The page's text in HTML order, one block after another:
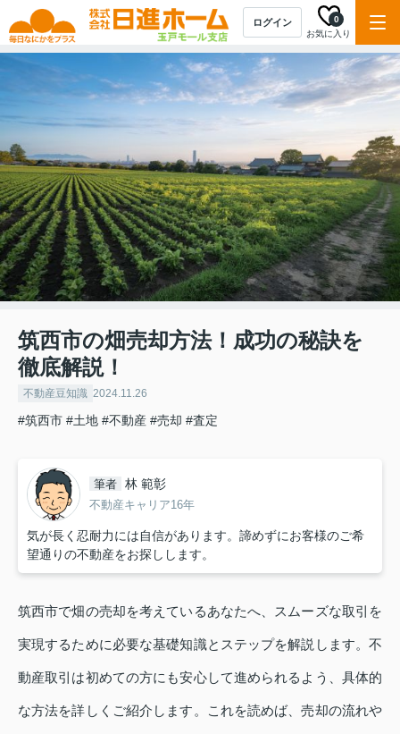
ログイン
お気に入り
0
筑西市の畑売却方法！成功の秘訣を
徹底解説！
不動産豆知識 2024.11.26
#筑西市 #土地 #不動産 #売却 #査定
筆者 林 範彰
不動産キャリア16年
気が長く忍耐力には自信があります。諦めずにお客様のご希
望通りの不動産をお探しします。
筑西市で畑の売却を考えているあなたへ、スムーズな取引を
実現するために必要な基礎知識とステップを解説します。不
動産取引は初めての方にも安心して進められるよう、具体的
な方法を詳しくご紹介します。これを読めば、売却の流れや